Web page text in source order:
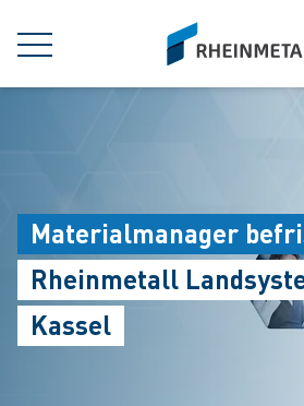
MENÜ
siteLogo
Materialmanager
Rheinmetall
Kassel